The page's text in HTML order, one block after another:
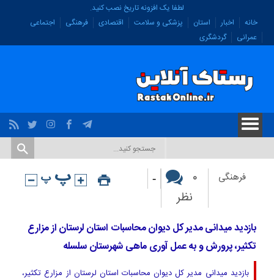
لطفا یک افزونه تاریخ نصب کنید.
خانه
اخبار استان پزشکی و سلامت اقتصادی فرهنگی
اجتماعی
عمرانی
گردشگری
فرهنگی
۰
نظر
-
بازدید میدانی مدیر کل دیوان محاسبات استان لرستان از مزارع
تکثیر، پرورش و به عمل آوری ماهی شهرستان سلسله
بازدید میدانی مدیر کل دیوان محاسبات استان لرستان از مزارع تکثیر،